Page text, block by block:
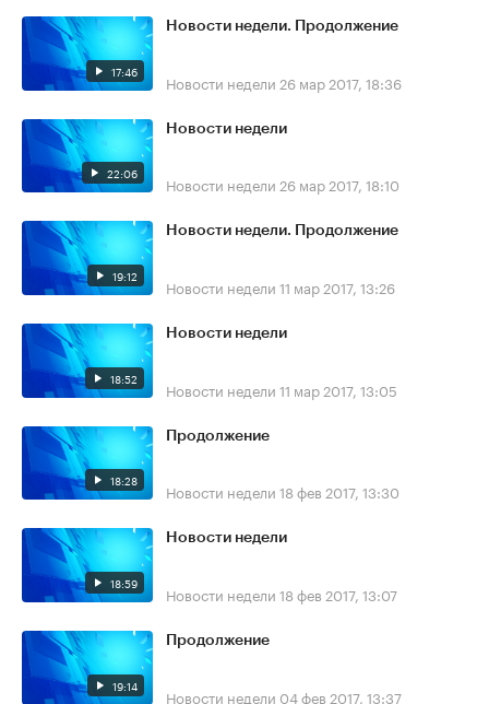
17:46
Новости недели. Продолжение
Новости недели 26 мар 2017, 18:36
22:06
Новости недели
Новости недели 26 мар 2017, 18:10
19:12
Новости недели. Продолжение
Новости недели 11 мар 2017, 13:26
18:52
Новости недели
Новости недели 11 мар 2017, 13:05
18:28
Продолжение
Новости недели 18 фев 2017, 13:30
18:59
Новости недели
Новости недели 18 фев 2017, 13:07
19:14
Продолжение
Новости недели 04 фев 2017, 13:37